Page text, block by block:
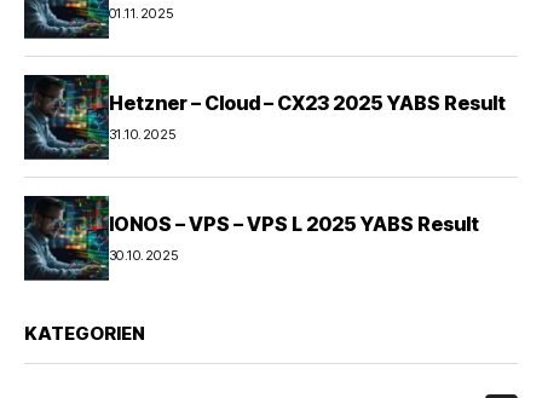
01.11.2025
Hetzner – Cloud – CX23 2025 YABS Result
31.10.2025
IONOS – VPS – VPS L 2025 YABS Result
30.10.2025
KATEGORIEN